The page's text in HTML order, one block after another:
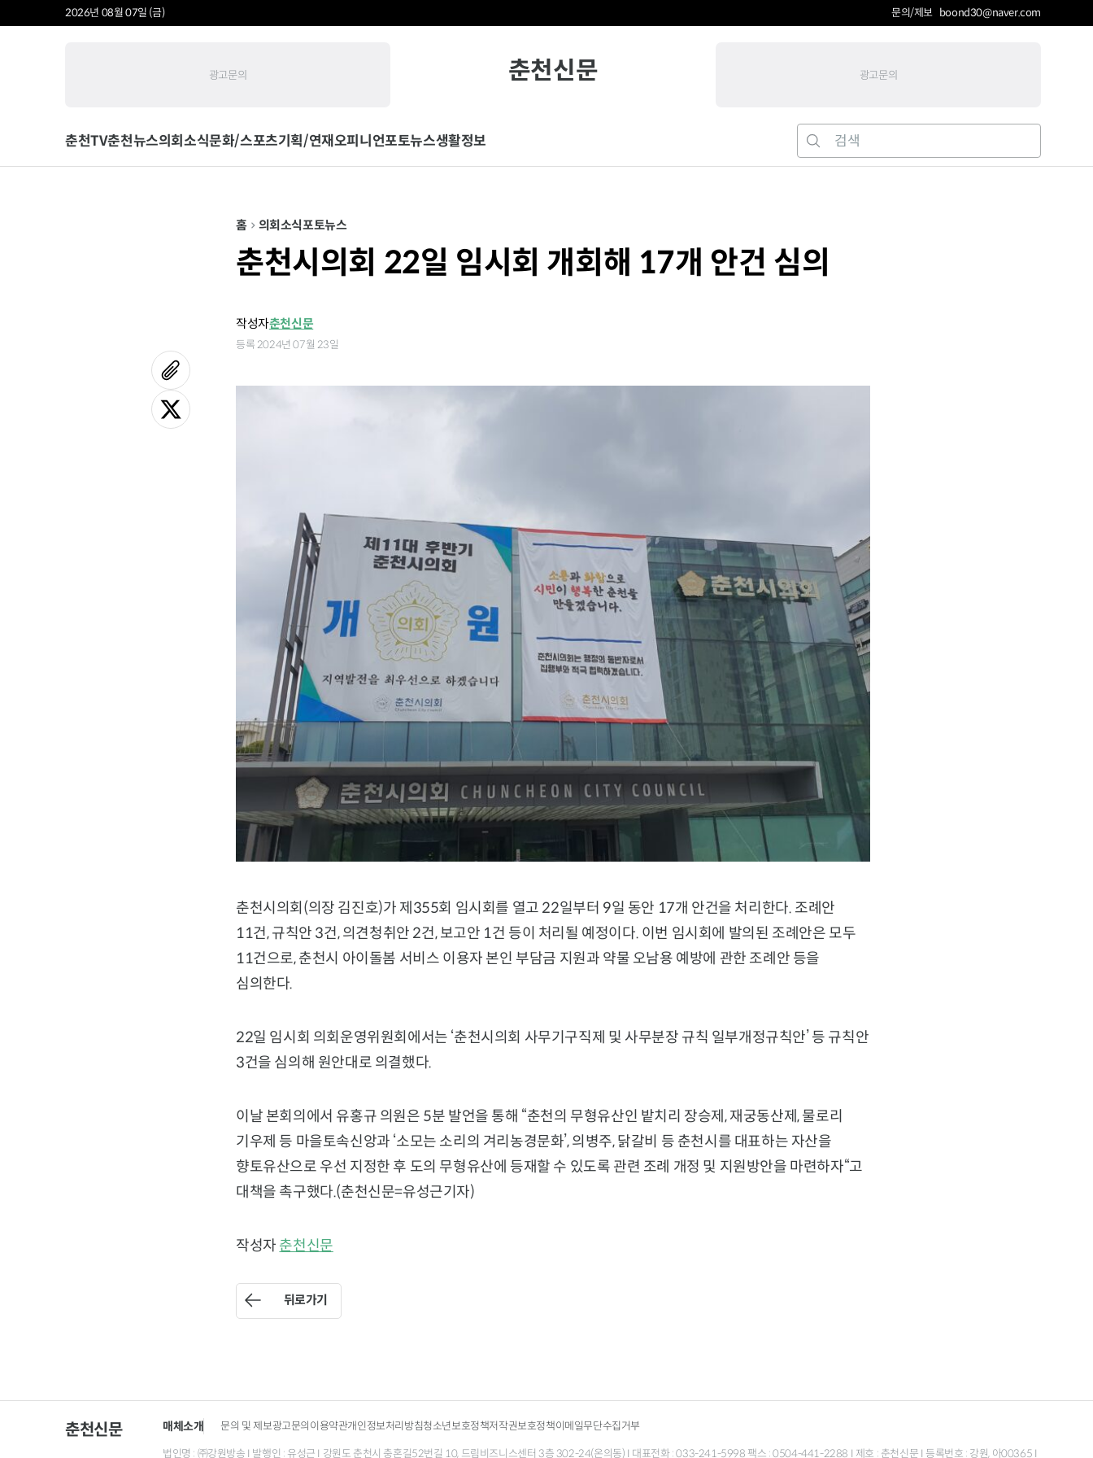
2026년 08월 07일 (금) 문의/제보 boond30@naver.com
광고문의 춘천신문 광고문의
춘천TV춘천뉴스의회소식문화/스포츠기획/연재오피니언포토뉴스생활정보
홈 의회소식포토뉴스
춘천시의회 22일 임시회 개회해 17개 안건 심의
작성자춘천신문
등록 2024년 07월 23일
춘천시의회(의장 김진호)가 제355회 임시회를 열고 22일부터 9일 동안 17개 안건을 처리한다. 조례안
11건, 규칙안 3건, 의견청취안 2건, 보고안 1건 등이 처리될 예정이다. 이번 임시회에 발의된 조례안은 모두
11건으로, 춘천시 아이돌봄 서비스 이용자 본인 부담금 지원과 약물 오남용 예방에 관한 조례안 등을
심의한다.
22일 임시회 의회운영위원회에서는 ‘춘천시의회 사무기구직제 및 사무분장 규칙 일부개정규칙안’ 등 규칙안
3건을 심의해 원안대로 의결했다.
이날 본회의에서 유홍규 의원은 5분 발언을 통해 “춘천의 무형유산인 밭치리 장승제, 재궁동산제, 물로리
기우제 등 마을토속신앙과 ‘소모는 소리의 겨리농경문화’, 의병주, 닭갈비 등 춘천시를 대표하는 자산을
향토유산으로 우선 지정한 후 도의 무형유산에 등재할 수 있도록 관련 조례 개정 및 지원방안을 마련하자“고
대책을 촉구했다.(춘천신문=유성근기자)
작성자 춘천신문
뒤로가기
춘천신문 매체소개 문의 및 제보광고문의이용약관개인정보처리방침청소년보호정책저작권보호정책이메일무단수집거부
법인명 : ㈜강원방송 I 발행인 : 유성근 I 강원도 춘천시 충혼길52번길 10, 드림비즈니스센터 3층 302-24(온의동) I 대표전화 : 033-241-5998 팩스 : 0504-441-2288 I 제호 : 춘천신문 I 등록번호 : 강원, 아00365 I